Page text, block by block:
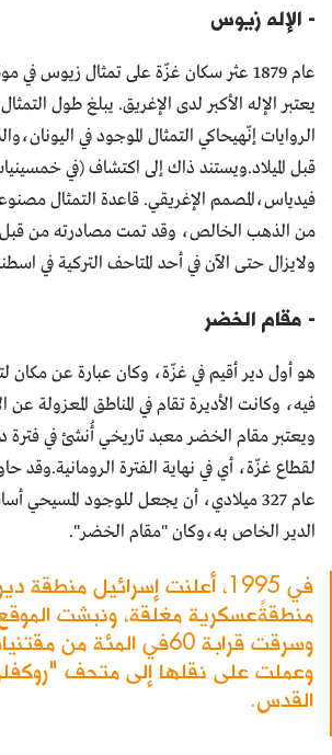
- الإله زيوس
عام 1879 عثر سكان غزّة على تمثال زيوس
قبل الميلاد.ويستند ذاك إلى اكتشاف (في
فيدياس،المصمم الإغريقي. قاعدة التمثال
من الذهب الخالص، وقد تمت مصادرته من قبل
ولايزال حتى الآن في أحد المتاحف التركية في
- مقام الخضر
هو أول دير أقيم في غزّة، وكان عبارة عن مكان
فيه، وكانت الأديرة تقام في المناطق المعزولة عن
ويعتبر مقام الخضر معبد تاريخي أُنشئ في فترة
لقطاع غزّة، أي في نهاية الفترة الرومانية.وقد
عام 327 ميلادي، أن يجعل للوجود المسيحي
الدير الخاص به،وكان "مقام الخضر".
في 1995، أعلنت إسرائيل منطقة
منطقةًعسكرية مغلقة، ونبشت
وسرقت قرابة 60في المئة من
وعملت على نقلها إلى متحف
القدس.